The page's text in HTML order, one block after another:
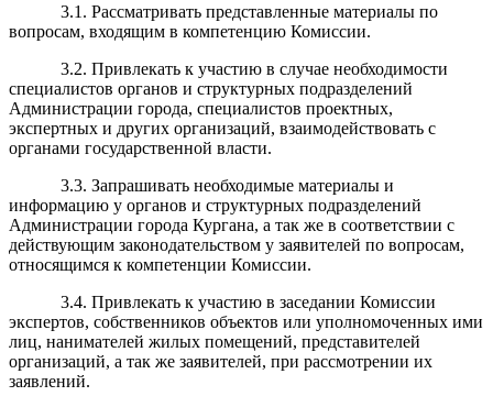
3.1. Рассматривать представленные материалы по
вопросам, входящим в компетенцию Комиссии.
3.2. Привлекать к участию в случае необходимости
специалистов органов и структурных подразделений
Администрации города, специалистов проектных,
экспертных и других организаций, взаимодействовать с
органами государственной власти.
3.3. Запрашивать необходимые материалы и
информацию у органов и структурных подразделений
Администрации города Кургана, а так же в соответствии с
действующим законодательством у заявителей по вопросам,
относящимся к компетенции Комиссии.
3.4. Привлекать к участию в заседании Комиссии
экспертов, собственников объектов или уполномоченных ими
лиц, нанимателей жилых помещений, представителей
организаций, а так же заявителей, при рассмотрении их
заявлений.